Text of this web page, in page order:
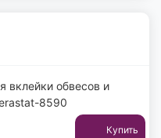
вклейки обвесов и
8590
Купить